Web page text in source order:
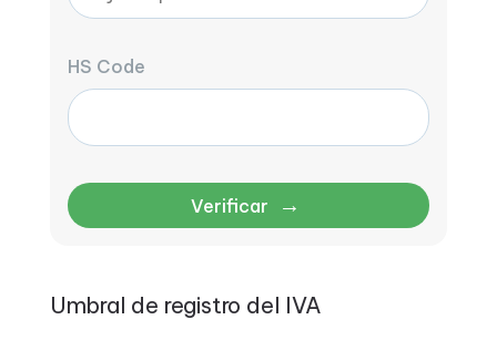
HS Code
Verificar →
Umbral de registro del IVA